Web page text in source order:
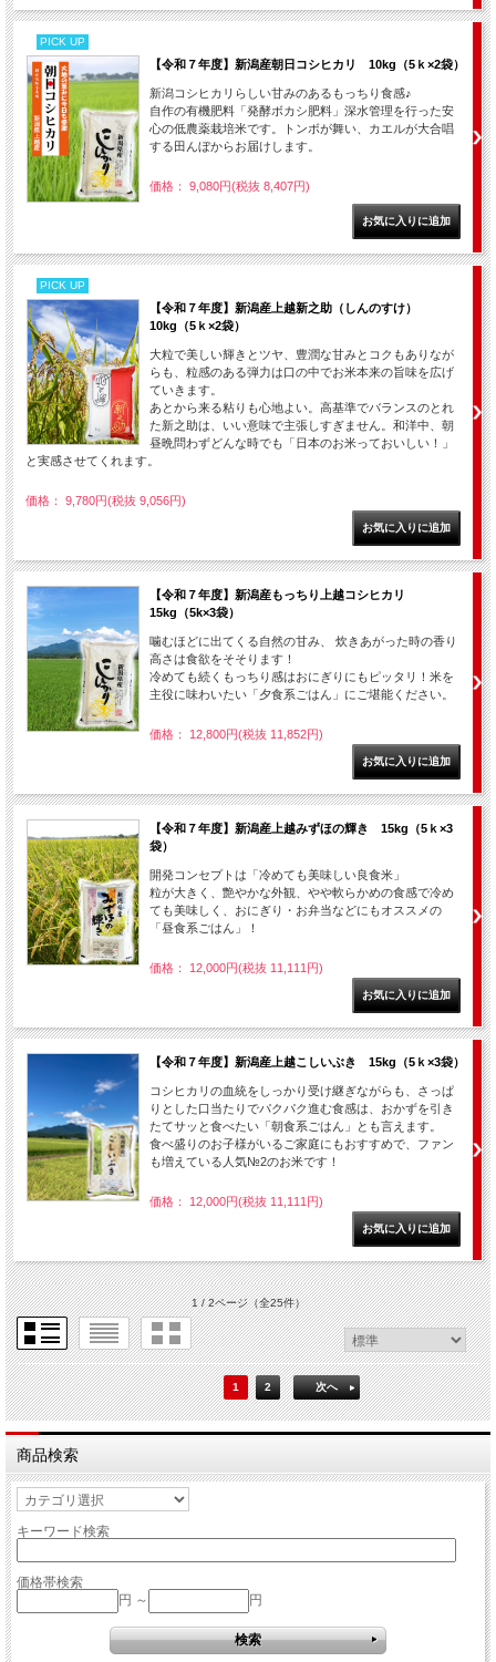
PICK UP
【令和７年度】新潟産朝日コシヒカリ 10kg（5ｋ×2袋）
新潟コシヒカリらしい甘みのあるもっちり食感♪
自作の有機肥料「発酵ボカシ肥料」深水管理を行った安
心の低農薬栽培米です。トンボが舞い、カエルが大合唱
する田んぼからお届けします。
価格： 9,080円(税抜 8,407円)
PICK UP
【令和７年度】新潟産上越新之助（しんのすけ）
10kg（5ｋ×2袋）
大粒で美しい輝きとツヤ、豊潤な甘みとコクもありなが
らも、粒感のある弾力は口の中でお米本来の旨味を広げ
ていきます。
あとから来る粘りも心地よい。高基準でバランスのとれ
た新之助は、いい意味で主張しすぎません。和洋中、朝
昼晩問わずどんな時でも「日本のお米っておいしい！」
と実感させてくれます。
価格： 9,780円(税抜 9,056円)
【令和７年度】新潟産もっちり上越コシヒカリ
15kg（5k×3袋）
噛むほどに出てくる自然の甘み、 炊きあがった時の香り
高さは食欲をそそります！
冷めても続くもっちり感はおにぎりにもピッタリ！米を
主役に味わいたい「夕食系ごはん」にご堪能ください。
価格： 12,800円(税抜 11,852円)
【令和７年度】新潟産上越みずほの輝き 15kg（5ｋ×3
袋）
開発コンセプトは「冷めても美味しい良食米」
粒が大きく、艶やかな外観、やや軟らかめの食感で冷め
ても美味しく、おにぎり・お弁当などにもオススメの
「昼食系ごはん」！
価格： 12,000円(税抜 11,111円)
【令和７年度】新潟産上越こしいぶき 15kg（5ｋ×3袋）
コシヒカリの血統をしっかり受け継ぎながらも、さっぱ
りとした口当たりでパクパク進む食感は、おかずを引き
たてサッと食べたい「朝食系ごはん」とも言えます。
食べ盛りのお子様がいるご家庭にもおすすめで、ファン
も増えている人気№2のお米です！
価格： 12,000円(税抜 11,111円)
1 / 2ページ（全25件）
1 2 次へ
商品検索
キーワード検索
価格帯検索
円 ～
円